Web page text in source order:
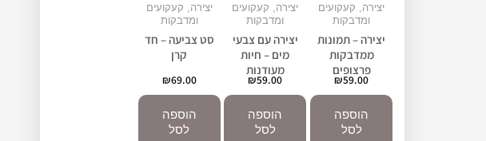
יצירה, קעקועים
ומדבקות
יצירה – תמונות
ממדבקות
פרצופים
₪59.00
הוספה
לסל
יצירה, קעקועים
ומדבקות
יצירה עם צבעי
מים – חיות
מעודנות
₪59.00
הוספה
לסל
יצירה, קעקועים
ומדבקות
סט צביעה – חד
קרן
₪69.00
הוספה
לסל